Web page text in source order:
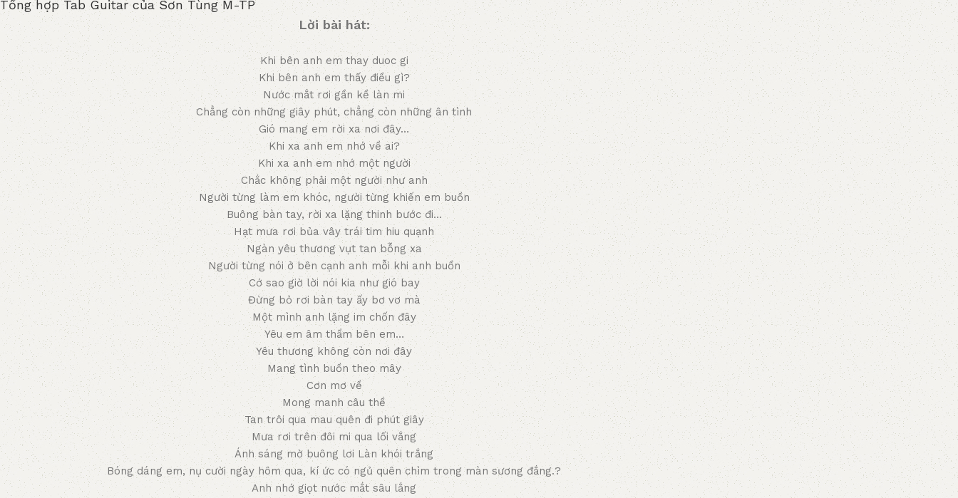
Tổng hợp Tab Guitar của Sơn Tùng M-TP
Lời bài hát:
Khi bên anh em thay duoc gi
Khi bên anh em thấy điều gì?
Nước mắt rơi gần kề làn mi
Chẳng còn những giây phút, chẳng còn những ân tình
Gió mang em rời xa nơi đây…
Khi xa anh em nhớ về ai?
Khi xa anh em nhớ một người
Chắc không phải một người như anh
Người từng làm em khóc, người từng khiến em buồn
Buông bàn tay, rời xa lặng thinh bước đi…
Hạt mưa rơi bủa vây trái tim hiu quạnh
Ngàn yêu thương vụt tan bỗng xa
Người từng nói ở bên cạnh anh mỗi khi anh buồn
Cớ sao giờ lời nói kia như gió bay
Đừng bỏ rơi bàn tay ấy bơ vơ mà
Một mình anh lặng im chốn đây
Yêu em âm thầm bên em…
Yêu thương không còn nơi đây
Mang tình buồn theo mây
Cơn mơ về
Mong manh câu thề
Tan trôi qua mau quên đi phút giây
Mưa rơi trên đôi mi qua lối vắng
Ánh sáng mờ buông lơi Làn khói trắng
Bóng dáng em, nụ cười ngày hôm qua, kí ức có ngủ quên chìm trong màn sương đắng.?
Anh nhớ giọt nước mắt sâu lắng